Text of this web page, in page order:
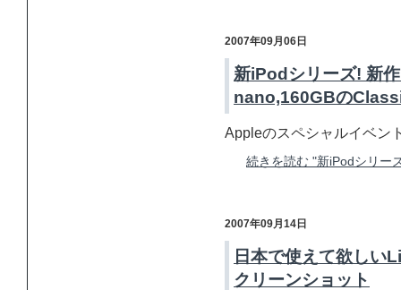
2007年09月06日
新iPodシリーズ! 新
nano,160GBの
Appleのスペシャルイベン
続きを読む "新iPodシリー
2007年09月14日
日本で使えて欲し
クリーンショット